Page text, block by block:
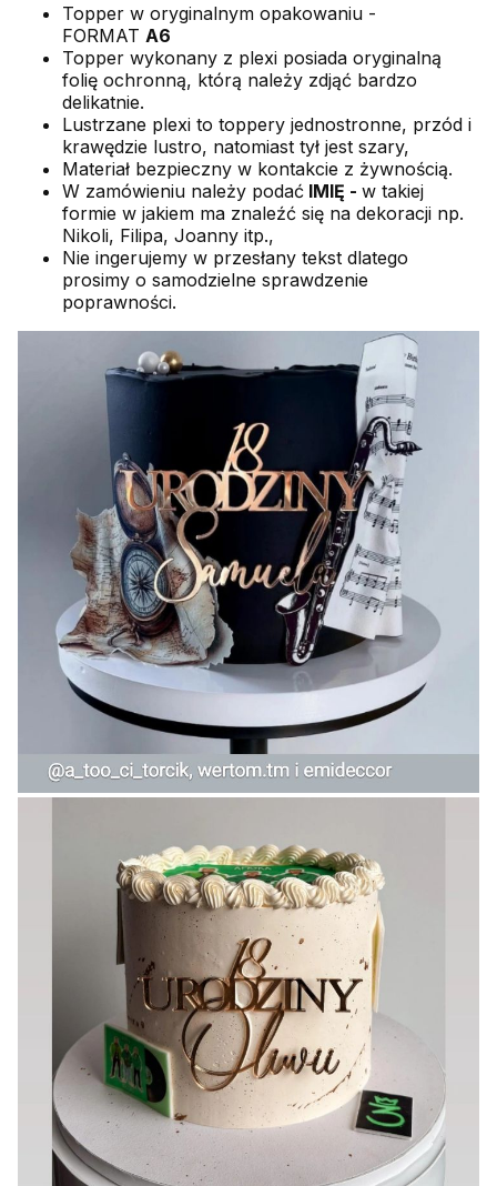
Topper w oryginalnym opakowaniu -
FORMAT A6
Topper wykonany z plexi posiada oryginalną
folię ochronną, którą należy zdjąć bardzo
delikatnie.
Lustrzane plexi to toppery jednostronne, przód i
krawędzie lustro, natomiast tył jest szary,
Materiał bezpieczny w kontakcie z żywnością.
W zamówieniu należy podać IMIĘ - w takiej
formie w jakiem ma znaleźć się na dekoracji np.
Nikoli, Filipa, Joanny itp.,
Nie ingerujemy w przesłany tekst dlatego
prosimy o samodzielne sprawdzenie
poprawności.